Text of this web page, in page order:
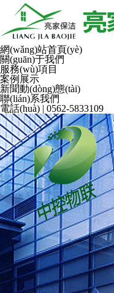
網(wǎng)站首頁(yè)
關(guān)于我們
服務(wù)項目
案例展示
新聞動(dòng)態(tài)
聯(lián)系我們
電話(huà) | 0562-5833109